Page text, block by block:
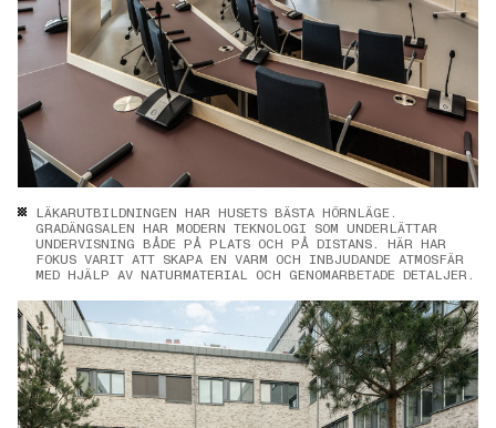
LÄKARUTBILDNINGEN HAR HUSETS BÄSTA HÖRNLÄGE.
GRADÄNGSALEN HAR MODERN TEKNOLOGI SOM UNDERLÄTTAR
UNDERVISNING BÅDE PÅ PLATS OCH PÅ DISTANS. HÄR HAR
FOKUS VARIT ATT SKAPA EN VARM OCH INBJUDANDE ATMOSFÄR
MED HJÄLP AV NATURMATERIAL OCH GENOMARBETADE DETALJER.